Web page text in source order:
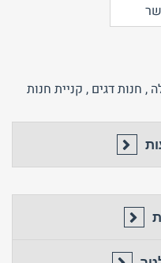
, חנות דגים , קניית חנות